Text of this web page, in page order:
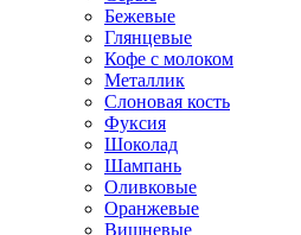
Бежевые
Глянцевые
Кофе с молоком
Металлик
Слоновая кость
Фуксия
Шоколад
Шампань
Оливковые
Оранжевые
Вишневые